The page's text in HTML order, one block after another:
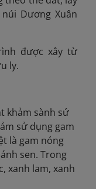
Dương Xuân
được xây từ
ly.
khảm sành sứ
sử dụng gam
là gam nóng
sen. Trong
xanh lam, xanh